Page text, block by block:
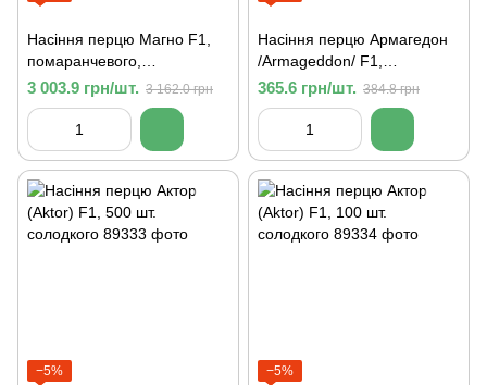
Насіння перцю Магно F1,
помаранчевого,
кубовидного, Enza Zaden.
500 шт.
3 003.9 грн/шт. 3 162.0 грн
Насіння перцю Армагедон
/Armageddon/ F1,
солодкого, Капія тип, Yuksel
Seeds, 100 шт
365.6 грн/шт. 384.8 грн
−5% −5%